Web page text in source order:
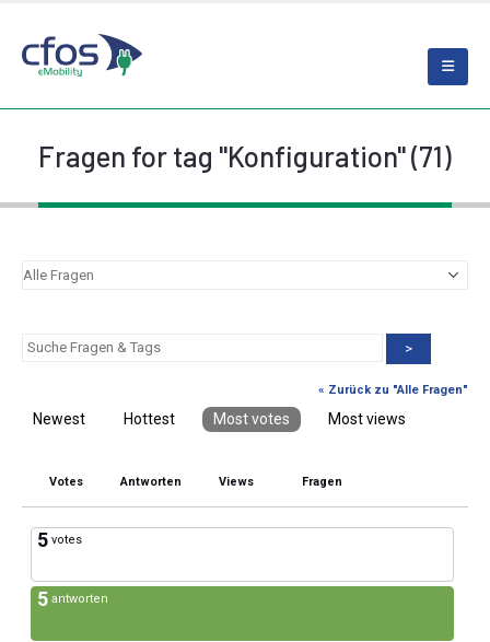
Fragen for tag "Konfiguration" (71)
>
« Zurück zu "Alle Fragen"
Newest Hottest Most votes Most views
Votes Antworten Views Fragen
5 votes
5 antworten